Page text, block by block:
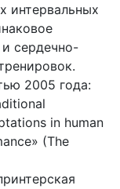
интервальных
сердечно-
2005 года:
in human
(The